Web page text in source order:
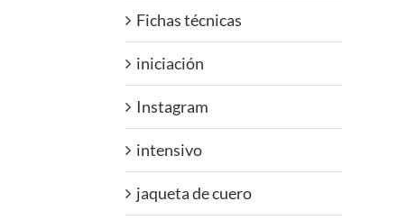
Fichas técnicas
iniciación
Instagram
intensivo
jaqueta de cuero